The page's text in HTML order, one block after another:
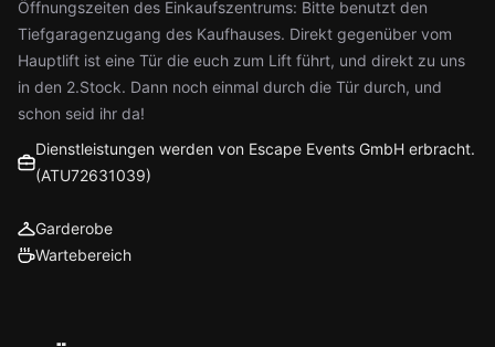
Öffnungszeiten des Einkaufszentrums: Bitte benutzt den
Tiefgaragenzugang des Kaufhauses. Direkt gegenüber vom
Hauptlift ist eine Tür die euch zum Lift führt, und direkt zu uns
in den 2.Stock. Dann noch einmal durch die Tür durch, und
schon seid ihr da!
Dienstleistungen werden von Escape Events GmbH erbracht.
(ATU72631039)
Garderobe
Wartebereich